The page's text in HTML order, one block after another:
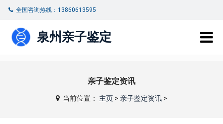
全国咨询热线：13860613595
泉州亲子鉴定
亲子鉴定资讯
当前位置： 主页> 亲子鉴定资讯>